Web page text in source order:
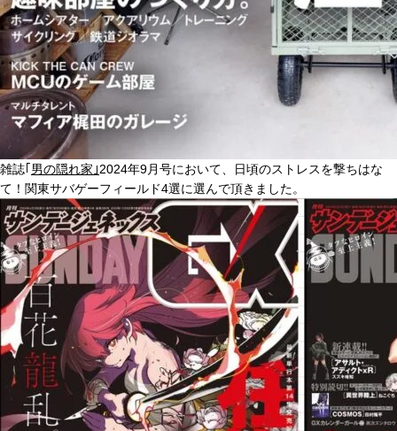
雑誌｢ 男の隠れ家｣2024年9月号において、日頃のストレスを撃ちはな
て！関東サバゲーフィールド4選に選んで頂きました。